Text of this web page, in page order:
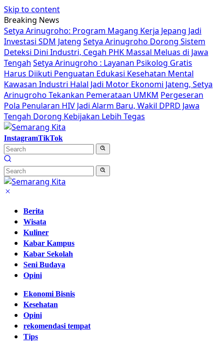
Skip to content
Breaking News
Setya Arinugroho: Program Magang Kerja Jepang Jadi
Investasi SDM Jateng Setya Arinugroho Dorong Sistem
Deteksi Dini Industri, Cegah PHK Massal Meluas di Jawa
Tengah Setya Arinugroho : Layanan Psikolog Gratis
Harus Diikuti Penguatan Edukasi Kesehatan Mental
Kawasan Industri Halal Jadi Motor Ekonomi Jateng, Setya
Arinugroho Tekankan Pemerataan UMKM Pergeseran
Pola Penularan HIV Jadi Alarm Baru, Wakil DPRD Jawa
Tengah Dorong Kebijakan Lebih Tegas
InstagramTikTok
Berita
Wisata
Kuliner
Kabar Kampus
Kabar Sekolah
Seni Budaya
Opini
Ekonomi Bisnis
Kesehatan
Opini
rekomendasi tempat
Tips